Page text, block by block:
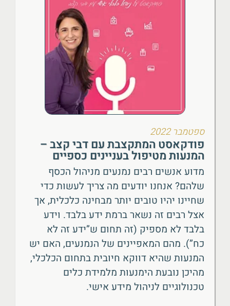
ספטמבר 2022
פודקאסט המתקצבת עם דבי קצב –
המנעות מטיפול בעניינים כספיים
מדוע אנשים רבים נמנעים מניהול הכסף
שלהם? אנחנו יודעים מה צריך לעשות כדי
שחיינו יהיו טובים יותר מבחינה כלכלית, אך
אצל רבים זה נשאר ברמת ידע בלבד. וידע
בלבד לא מספיק (זה תחום ש”ידע זה לא
כח”). מהם המאפיינים של הנמנעים, האם יש
המנעות שהיא דווקא חיובית בתחום הכלכלי,
מהיכן נובעת הימנעות מלמידת כלים
טכנולוגיים לניהול מידע אישי.